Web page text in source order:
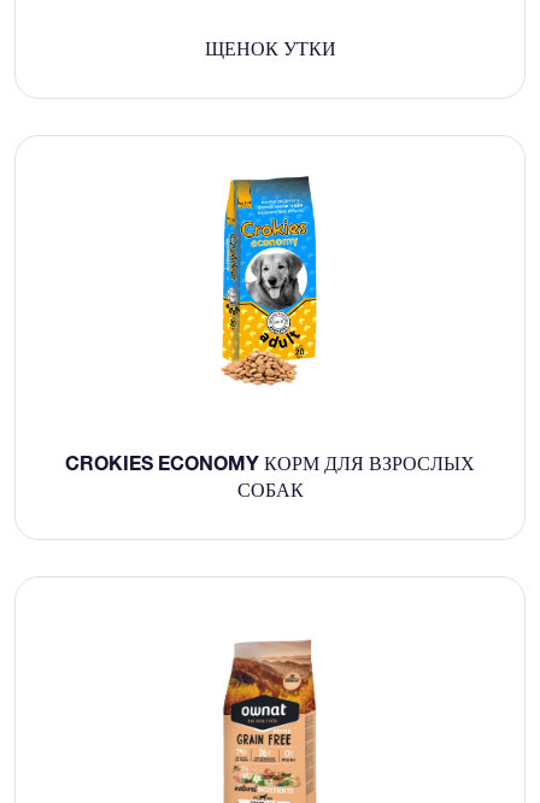
ЩЕНОК УТКИ
CROKIES ECONOMY КОРМ ДЛЯ ВЗРОСЛЫХ
СОБАК